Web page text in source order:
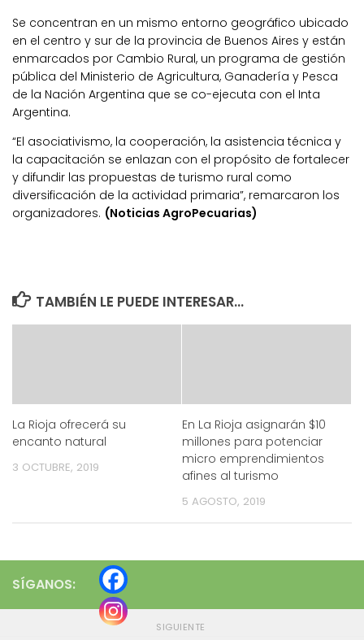
Se concentran en un mismo entorno geográfico ubicado
en el centro y sur de la provincia de Buenos Aires y están
enmarcados por Cambio Rural, un programa de gestión
pública del Ministerio de Agricultura, Ganadería y Pesca
de la Nación Argentina que se co-ejecuta con el Inta
Argentina.
“El asociativismo, la cooperación, la asistencia técnica y
la capacitación se enlazan con el propósito de fortalecer
y difundir las propuestas de turismo rural como
diversificación de la actividad primaria”, remarcaron los
organizadores. (Noticias AgroPecuarias)
TAMBIÉN LE PUEDE INTERESAR...
La Rioja ofrecerá su
encanto natural
3 OCTUBRE, 2019
En La Rioja asignarán $10
millones para potenciar
micro emprendimientos
afines al turismo
5 AGOSTO, 2019
SÍGANOS:
SIGUIENTE